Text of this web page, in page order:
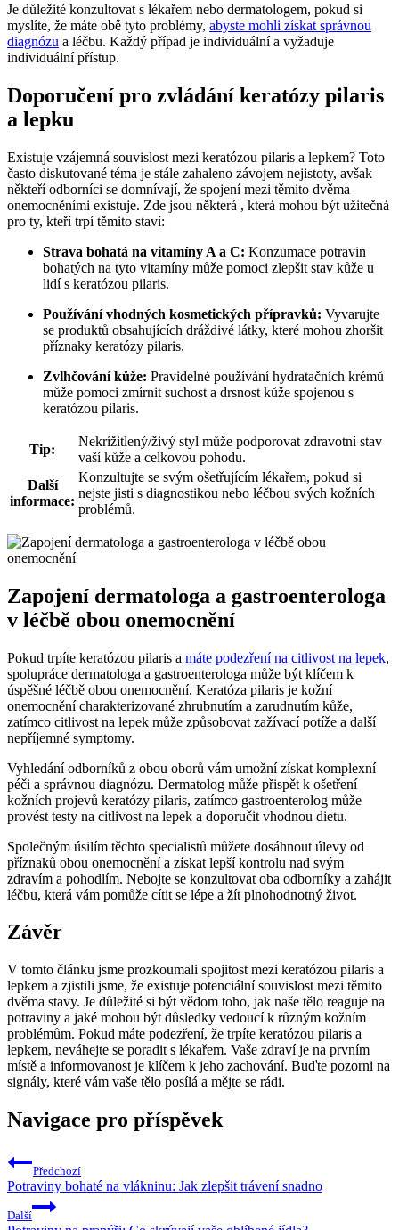
Je důležité konzultovat s lékařem nebo dermatologem, pokud si
myslíte, že máte obě tyto problémy, abyste mohli získat správnou
diagnózu a léčbu. Každý případ je individuální a vyžaduje
individuální přístup.
Doporučení pro zvládání keratózy pilaris
a lepku
Existuje vzájemná souvislost mezi keratózou pilaris a lepkem? Toto
často diskutované téma je stále zahaleno závojem nejistoty, avšak
někteří odborníci se domnívají, že spojení mezi těmito dvěma
onemocněními existuje. Zde jsou některá , která mohou být užitečná
pro ty, kteří trpí těmito staví:
Strava bohatá na vitamíny A a C: Konzumace potravin
bohatých na tyto vitamíny může pomoci zlepšit stav kůže u
lidí s keratózou pilaris.
Používání vhodných kosmetických přípravků: Vyvarujte
se produktů obsahujících dráždivé látky, které mohou zhoršit
příznaky keratózy pilaris.
Zvlhčování kůže: Pravidelné používání hydratačních krémů
může pomoci zmírnit suchost a drsnost kůže spojenou s
keratózou pilaris.
Tip:
Nekrížitlený/živý styl může podporovat zdravotní stav
vaší kůže a celkovou pohodu.
Další
informace:
Konzultujte se svým ošetřujícím lékařem, pokud si
nejste jisti s diagnostikou nebo léčbou svých kožních
problémů.
Zapojení dermatologa a gastroenterologa
v léčbě obou onemocnění
Pokud trpíte keratózou pilaris a máte podezření na citlivost na lepek,
spolupráce dermatologa a gastroenterologa může být klíčem k
úspěšné léčbě obou onemocnění. Keratóza pilaris je kožní
onemocnění charakterizované zhrubnutím a zarudnutím kůže,
zatímco citlivost na lepek může způsobovat zažívací potíže a další
nepříjemné symptomy.
Vyhledání odborníků z obou oborů vám umožní získat komplexní
péči a správnou diagnózu. Dermatolog může přispět k ošetření
kožních projevů keratózy pilaris, zatímco gastroenterolog může
provést testy na citlivost na lepek a doporučit vhodnou dietu.
Společným úsilím těchto specialistů můžete dosáhnout úlevy od
příznaků obou onemocnění a získat lepší kontrolu nad svým
zdravím a pohodlím. Nebojte se konzultovat oba odborníky a zahájit
léčbu, která vám pomůže cítit se lépe a žít plnohodnotný život.
Závěr
V tomto článku jsme prozkoumali spojitost mezi keratózou pilaris a
lepkem a zjistili jsme, že existuje potenciální souvislost mezi těmito
dvěma stavy. Je důležité si být vědom toho, jak naše tělo reaguje na
potraviny a jaké mohou být důsledky vedoucí k různým kožním
problémům. Pokud máte podezření, že trpíte keratózou pilaris a
lepkem, neváhejte se poradit s lékařem. Vaše zdraví je na prvním
místě a informovanost je klíčem k jeho zachování. Buďte pozorni na
signály, které vám vaše tělo posílá a mějte se rádi.
Navigace pro příspěvek
Předchozí
Potraviny bohaté na vlákninu: Jak zlepšit trávení snadno
Další